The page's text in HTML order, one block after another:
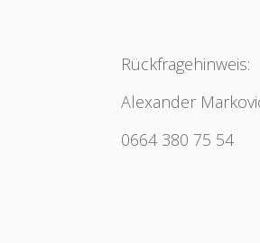
Rückfragehinweis:
Alexander
0664 380 75 54